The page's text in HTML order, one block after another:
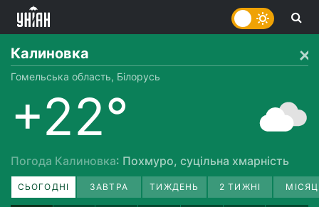
Калиновка
Гомельська область, Білорусь
+22°
Погода Калиновка: Похмуро, суцільна хмарність
СЬОГОДНІ ЗАВТРА ТИЖДЕНЬ 2 ТИЖНІ